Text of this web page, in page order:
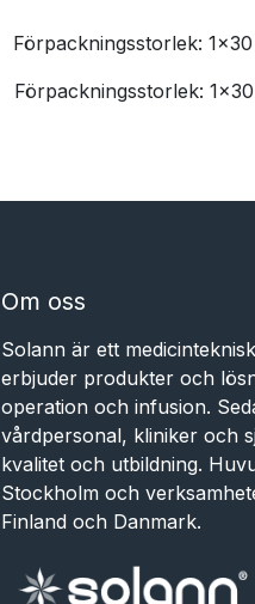
​Förpackningsstorlek:
​Förpackningsstorlek:
Om oss
Solann är ett
erbjuder produkter och
operation och infusion.
vårdpersonal, kliniker och
kvalitet och utbildning.
Stockholm och
Finland och Danmark.